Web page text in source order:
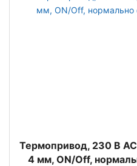
Термопривод, 230 В
4 мм, ON/Off,